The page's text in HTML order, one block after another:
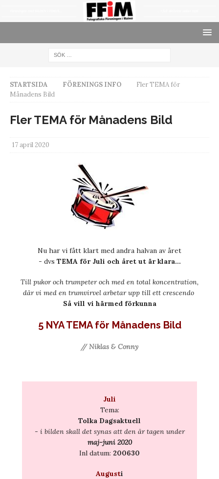
STARTSIDA FÖRENINGS INFO
Fler TEMA för
Månadens Bild
Fler TEMA för Månadens Bild
17 april 2020
Nu har vi fått klart med andra halvan av året
- dvs TEMA för Juli och året ut är klara...
Till pukor och trumpeter och med en total koncentration,
där vi med en trumvirvel arbetar upp till ett crescendo
Så vill vi härmed förkunna
5 NYA TEMA för Månadens Bild
// Niklas & Conny
Juli
Tema:
Tolka Dagsaktuell
- i bilden skall det synas att den är tagen under
maj-juni 2020
Inl datum: 200630
Augusti